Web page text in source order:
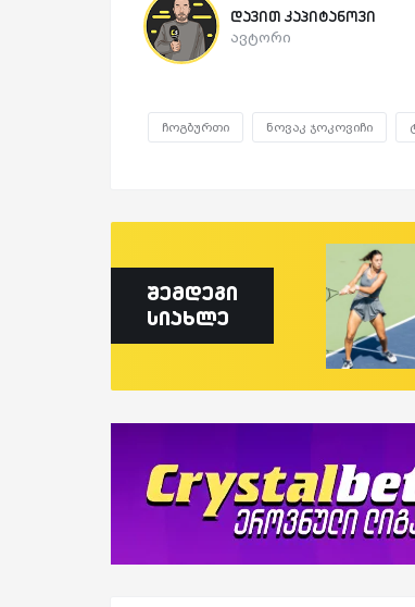
დავით კაპიტანოვი
ავტორი
ჩოგბურთი ნოვაკ ჯოკოვიჩი
შემდეგი
სიახლე